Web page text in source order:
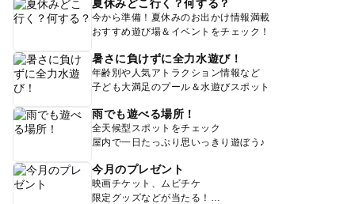
夏休みどこ行く？何する？
今から準備！夏休みのお出かけ情報満載
おすすめ遊び場＆イベントをチェック！
暑さに負けずに全力水遊び！
年齢別や人気アトラクション情報など
子ども大満足のプール＆水遊びスポット
雨でも遊べる場所！
全天候型スポットをチェック
屋内で一日たっぷり思いっきり遊ぼう♪
今月のプレゼント
映画チケット、ムビチケ
限定グッズなどが当たる！